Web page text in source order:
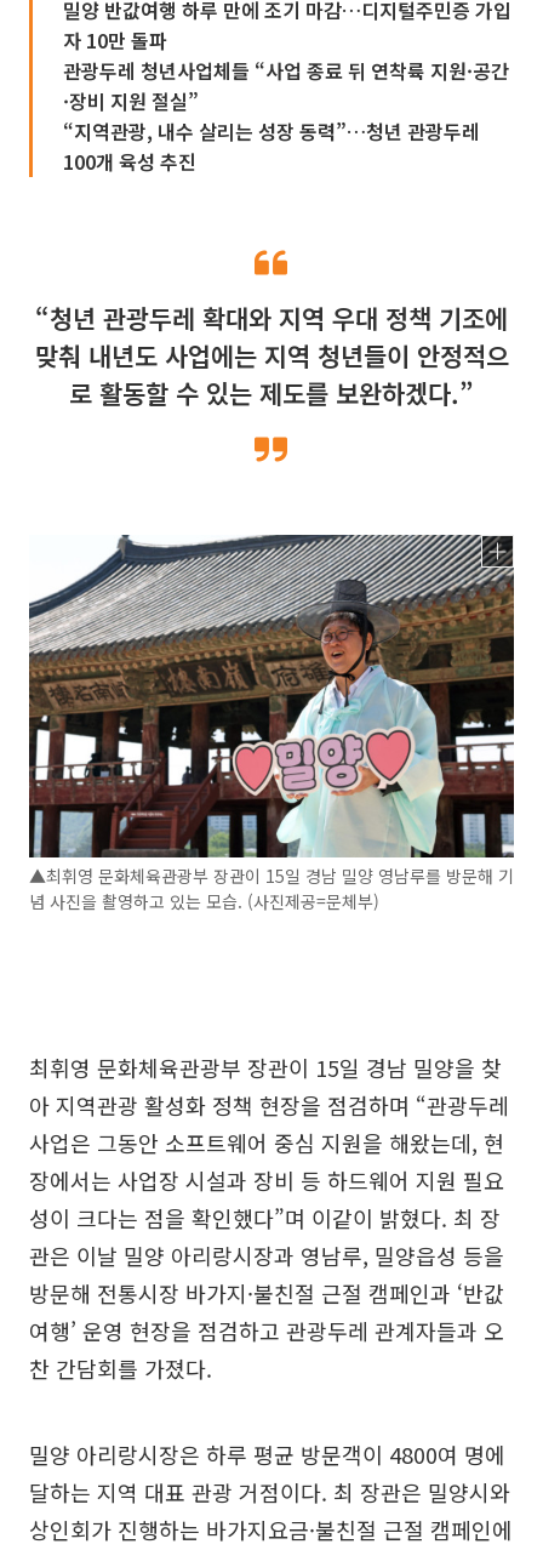
밀양 반값여행 하루 만에 조기 마감…디지털주민증 가입
자 10만 돌파
관광두레 청년사업체들 “사업 종료 뒤 연착륙 지원·공간
·장비 지원 절실”
“지역관광, 내수 살리는 성장 동력”…청년 관광두레
100개 육성 추진
“청년 관광두레 확대와 지역 우대 정책 기조에
맞춰 내년도 사업에는 지역 청년들이 안정적으
로 활동할 수 있는 제도를 보완하겠다.”
▲최휘영 문화체육관광부 장관이 15일 경남 밀양 영남루를 방문해 기
념 사진을 촬영하고 있는 모습. (사진제공=문체부)
최휘영 문화체육관광부 장관이 15일 경남 밀양을 찾
아 지역관광 활성화 정책 현장을 점검하며 “관광두레
사업은 그동안 소프트웨어 중심 지원을 해왔는데, 현
장에서는 사업장 시설과 장비 등 하드웨어 지원 필요
성이 크다는 점을 확인했다”며 이같이 밝혔다. 최 장
관은 이날 밀양 아리랑시장과 영남루, 밀양읍성 등을
방문해 전통시장 바가지·불친절 근절 캠페인과 ‘반값
여행’ 운영 현장을 점검하고 관광두레 관계자들과 오
찬 간담회를 가졌다.
밀양 아리랑시장은 하루 평균 방문객이 4800여 명에
달하는 지역 대표 관광 거점이다. 최 장관은 밀양시와
상인회가 진행하는 바가지요금·불친절 근절 캠페인에